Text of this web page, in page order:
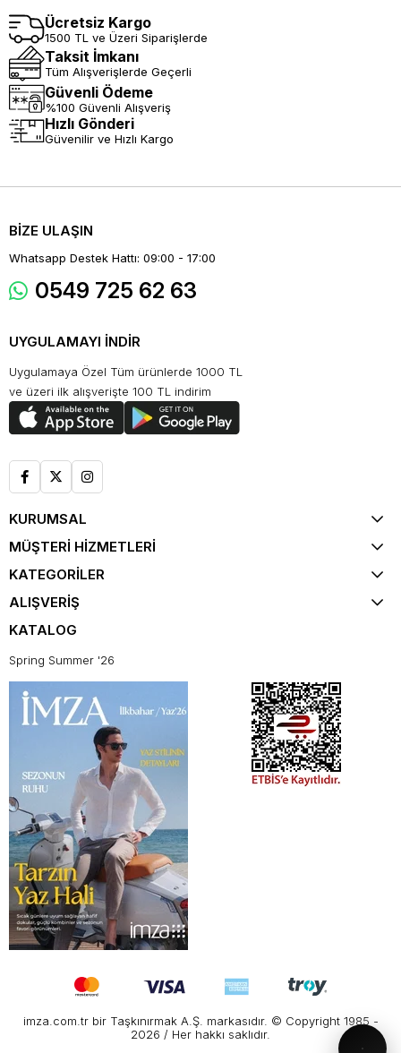
Ücretsiz Kargo
1500 TL ve Üzeri Siparişlerde
Taksit İmkanı
Tüm Alışverişlerde Geçerli
Güvenli Ödeme
%100 Güvenli Alışveriş
Hızlı Gönderi
Güvenilir ve Hızlı Kargo
BİZE ULAŞIN
Whatsapp Destek Hattı: 09:00 - 17:00
0549 725 62 63
UYGULAMAYI İNDİR
Uygulamaya Özel Tüm ürünlerde 1000 TL
ve üzeri ilk alışverişte 100 TL indirim
KURUMSAL
MÜŞTERİ HİZMETLERİ
KATEGORİLER
ALIŞVERİŞ
KATALOG
Spring Summer '26
imza.com.tr bir Taşkınırmak A.Ş. markasıdır. © Copyright 1985 -
2026 / Her hakkı saklıdır.